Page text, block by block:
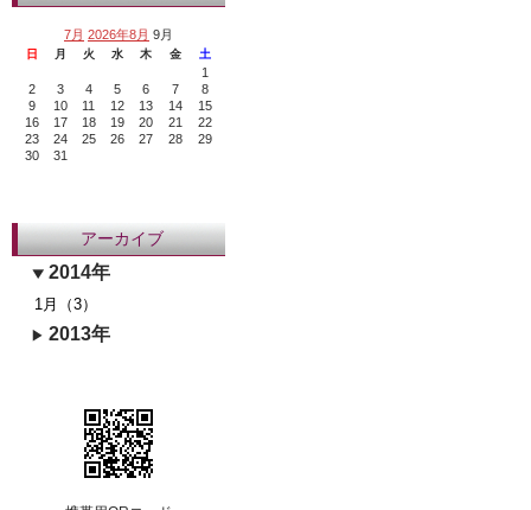
7月 2026年8月 9月
日 月 火 水 木 金 土
1
2
3 4 5 6 7
8
9
10 11 12 13 14
15
16
17 18 19 20 21
22
23
24 25 26 27 28
29
30
31
アーカイブ
2014年
1月（3）
2013年